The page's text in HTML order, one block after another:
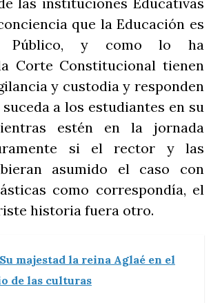
que la Educación es
Público, y como lo ha
Corte Constitucional tienen
y custodia y responden
a los estudiantes en su
estén en la jornada
si el rector y las
asumido el caso con
como correspondía, el
historia fuera otro.
Su majestad la reina Aglaé en el
de las culturas